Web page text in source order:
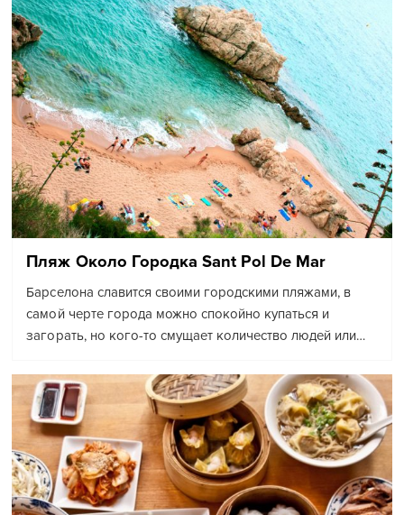
Пляж Около Городка Sant Pol De Mar
Барселона славится своими городскими пляжами, в
самой черте города можно спокойно купаться и
загорать, но кого-то смущает количество людей или…